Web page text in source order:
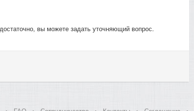
вы можете задать уточняющий вопрос.